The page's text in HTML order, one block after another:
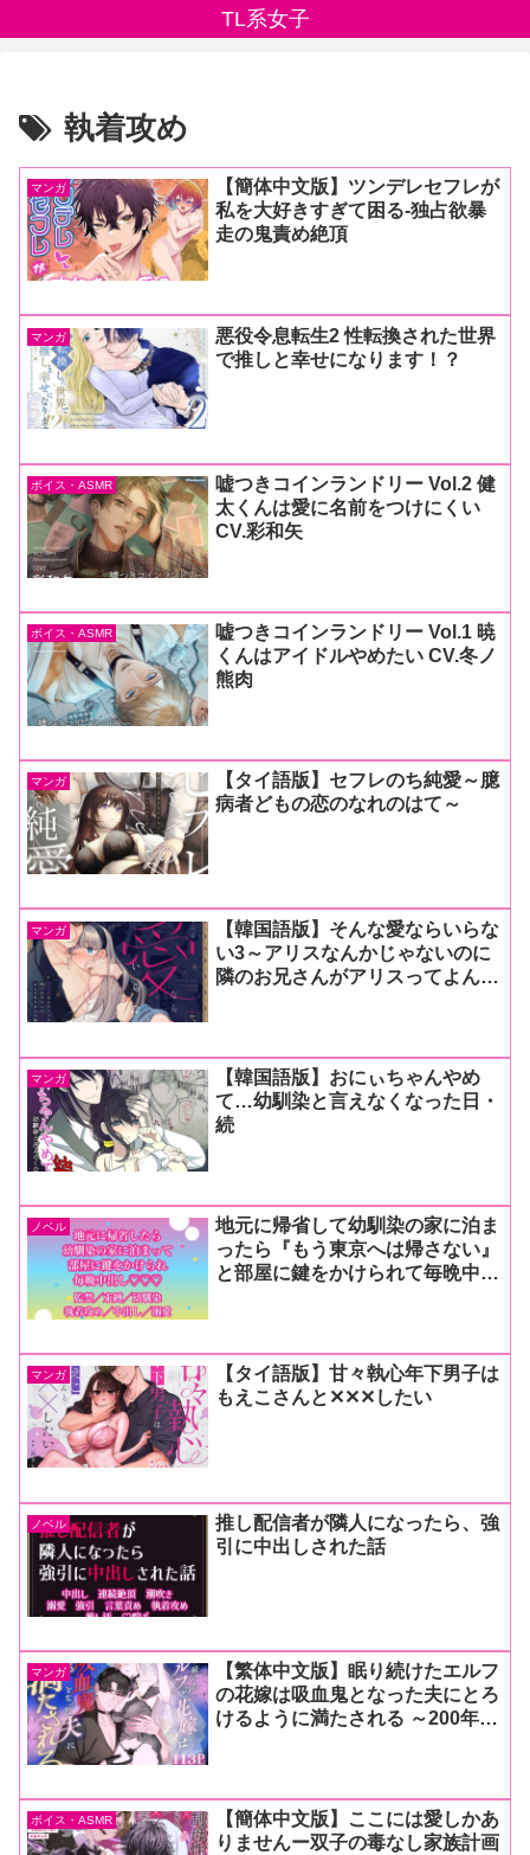
TL系女子
執着攻め
マンガ
【簡体中文版】ツンデレセフレが
私を大好きすぎて困る-独占欲暴
走の鬼責め絶頂
マンガ
悪役令息転生2 性転換された世界
で推しと幸せになります！？
ボイス・ASMR
嘘つきコインランドリー Vol.2 健
太くんは愛に名前をつけにくい
CV.彩和矢
ボイス・ASMR
嘘つきコインランドリー Vol.1 暁
くんはアイドルやめたい CV.冬ノ
熊肉
マンガ
【タイ語版】セフレのち純愛～臆
病者どもの恋のなれのはて～
マンガ
【韓国語版】そんな愛ならいらな
い3～アリスなんかじゃないのに
隣のお兄さんがアリスってよんで
マンガ
【韓国語版】おにぃちゃんやめ
て…幼馴染と言えなくなった日・
続
ノベル
地元に帰省して幼馴染の家に泊ま
ったら『もう東京へは帰さない』
と部屋に鍵をかけられて毎晩中出
マンガ
【タイ語版】甘々執心年下男子は
もえこさんと✕✕✕したい
ノベル
推し配信者が隣人になったら、強
引に中出しされた話
マンガ
【繁体中文版】眠り続けたエルフ
の花嫁は吸血鬼となった夫にとろ
けるように満たされる ～200年ぶ
ボイス・ASMR
【簡体中文版】ここには愛しかあ
りませんー双子の毒なし家族計画